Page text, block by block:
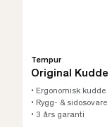
Tempur
Original Kudde
• Ergonomisk kudde
• Rygg- & sidosovare
• 3 års garanti